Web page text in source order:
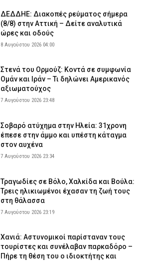
ΔΕΔΔΗΕ: Διακοπές ρεύματος σήμερα
(8/8) στην Αττική – Δείτε αναλυτικά
ώρες και οδούς
8 Αυγούστου 2026 04:00
Στενά του Ορμούζ: Κοντά σε συμφωνία
Ομάν και Ιράν – Τι δηλώνει Αμερικανός
αξιωματούχος
7 Αυγούστου 2026 23:48
Σοβαρό ατύχημα στην Ηλεία: 31χρονη
έπεσε στην άμμο και υπέστη κάταγμα
στον αυχένα
7 Αυγούστου 2026 23:34
Τραγωδίες σε Βόλο, Χαλκίδα και Βούλα:
Τρεις ηλικιωμένοι έχασαν τη ζωή τους
στη θάλασσα
7 Αυγούστου 2026 23:19
Χανιά: Αστυνομικοί παρίσταναν τους
τουρίστες και συνέλαβαν παρκαδόρο –
Πήρε τη θέση του ο ιδιοκτήτης και